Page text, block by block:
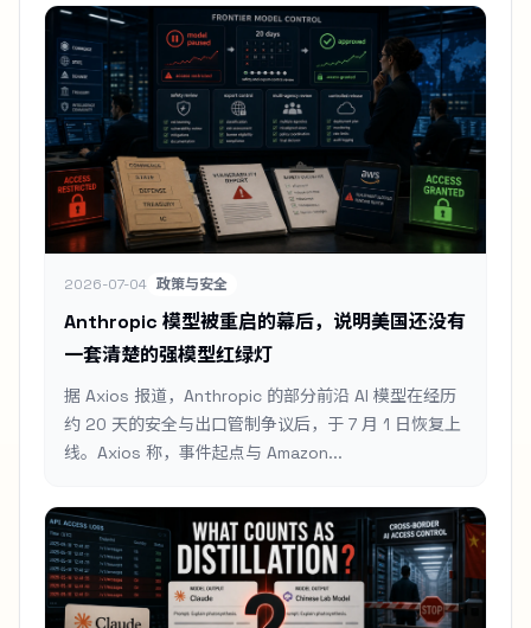
2026-07-04 政策与安全
Anthropic 模型被重启的幕后，说明美国还没有
一套清楚的强模型红绿灯
据 Axios 报道，Anthropic 的部分前沿 AI 模型在经历
约 20 天的安全与出口管制争议后，于 7 月 1 日恢复上
线。Axios 称，事件起点与 Amazon...